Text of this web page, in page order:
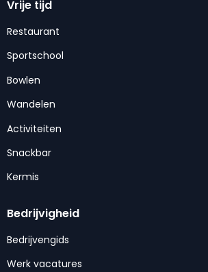
Vrije tijd
Restaurant
Sportschool
Bowlen
Wandelen
Activiteiten
Snackbar
Kermis
Bedrijvigheid
Bedrijvengids
Werk vacatures